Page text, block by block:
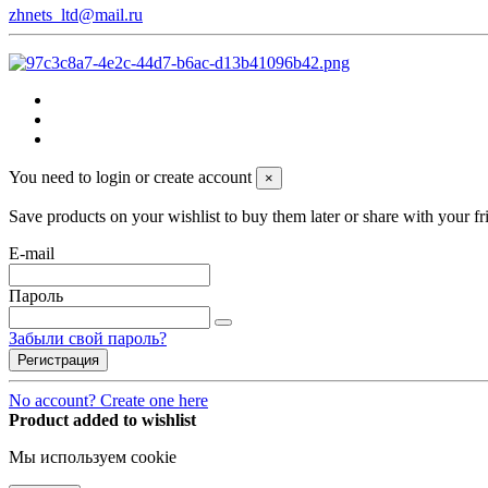
zhnets_ltd@mail.ru
You need to login or create account ×
Save products on your wishlist to buy them later or share with your
E-mail
Пароль
Забыли свой пароль?
Регистрация
No account? Create one here
Product added to wishlist
Мы используем cookie